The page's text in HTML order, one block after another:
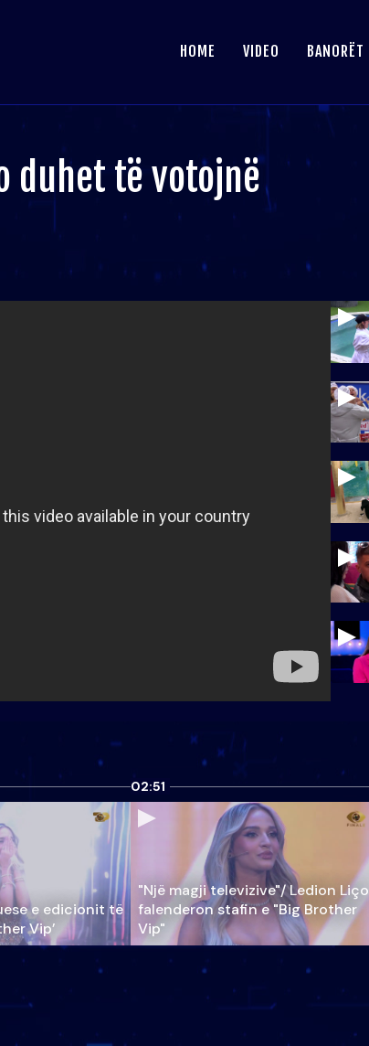
HOME VIDEO BANORËT
duhet të votojnë
e edicionit të
Vip’
02:51
"Një magji televizive"/ Ledion Liço
falenderon stafin e "Big Brother
Vip"